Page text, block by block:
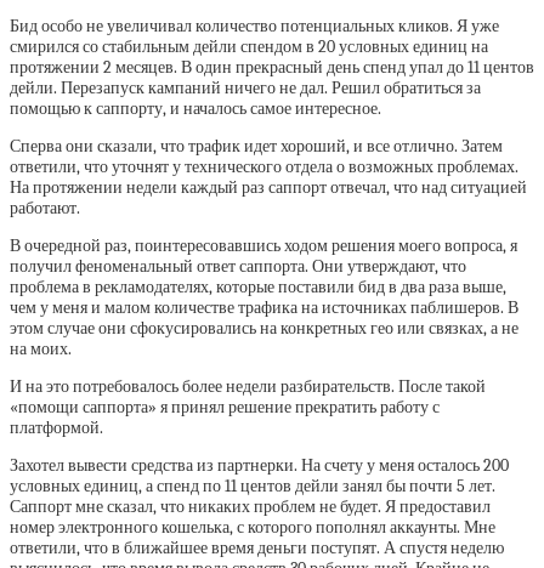
Бид особо не увеличивал количество потенциальных кликов. Я уже
смирился со стабильным дейли спендом в 20 условных единиц на
протяжении 2 месяцев. В один прекрасный день спенд упал до 11 центов
дейли. Перезапуск кампаний ничего не дал. Решил обратиться за
помощью к саппорту, и началось самое интересное.
Сперва они сказали, что трафик идет хороший, и все отлично. Затем
ответили, что уточнят у технического отдела о возможных проблемах.
На протяжении недели каждый раз саппорт отвечал, что над ситуацией
работают.
В очередной раз, поинтересовавшись ходом решения моего вопроса, я
получил феноменальный ответ саппорта. Они утверждают, что
проблема в рекламодателях, которые поставили бид в два раза выше,
чем у меня и малом количестве трафика на источниках паблишеров. В
этом случае они сфокусировались на конкретных гео или связках, а не
на моих.
И на это потребовалось более недели разбирательств. После такой
«помощи саппорта» я принял решение прекратить работу с
платформой.
Захотел вывести средства из партнерки. На счету у меня осталось 200
условных единиц, а спенд по 11 центов дейли занял бы почти 5 лет.
Саппорт мне сказал, что никаких проблем не будет. Я предоставил
номер электронного кошелька, с которого пополнял аккаунты. Мне
ответили, что в ближайшее время деньги поступят. А спустя неделю